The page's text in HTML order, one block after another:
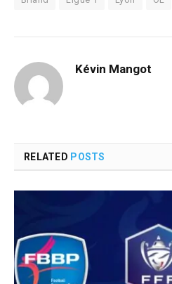
Kévin Mangot
RELATED POSTS